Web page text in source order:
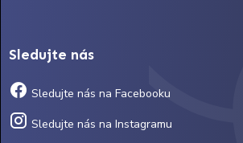
Sledujte nás
Sledujte nás na Facebooku
Sledujte nás na Instagramu